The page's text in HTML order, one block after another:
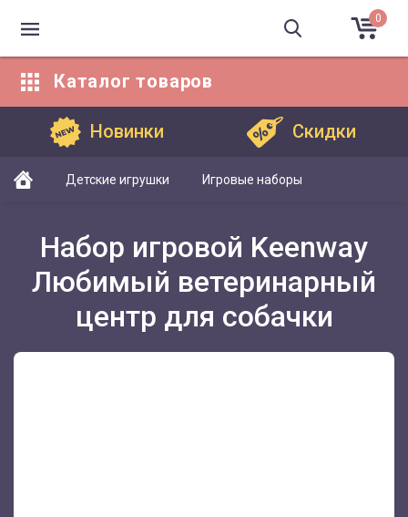
0
Каталог товаров
Новинки Скидки
Детские игрушки Игровые наборы
Набор игровой Keenway
Любимый ветеринарный
центр для собачки